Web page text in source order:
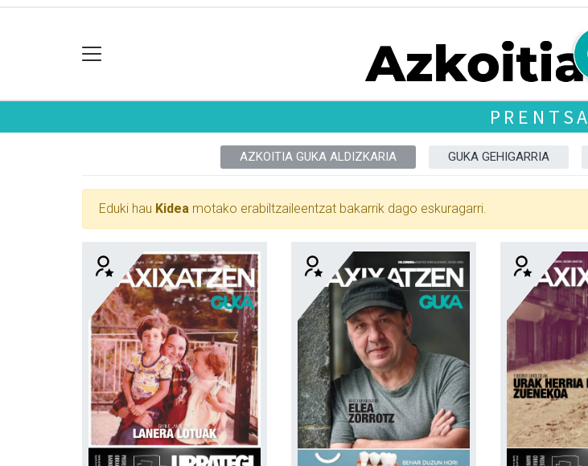
PRENTSA
AZKOITIA GUKA ALDIZKARIA GUKA GEHIGARRIA
Eduki hau Kidea motako erabiltzaileentzat bakarrik dago eskuragarri.